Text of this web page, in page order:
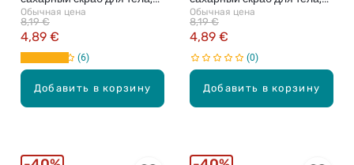
Добавить в корзину
200мл
Обычная цена
4,89 €
8,19 €
6
Добавить в корзину
200мл
Обычная цена
4,89 €
8,19 €
0